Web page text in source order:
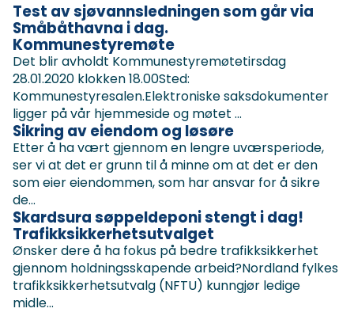
Test av sjøvannsledningen som går via
Småbåthavna i dag.
Kommunestyremøte
Det blir avholdt Kommunestyremøtetirsdag
28.01.2020 klokken 18.00Sted:
Kommunestyresalen.Elektroniske saksdokumenter
ligger på vår hjemmeside og møtet ...
Sikring av eiendom og løsøre
Etter å ha vært gjennom en lengre uværsperiode,
ser vi at det er grunn til å minne om at det er den
som eier eiendommen, som har ansvar for å sikre
de...
Skardsura søppeldeponi stengt i dag!
Trafikksikkerhetsutvalget
Ønsker dere å ha fokus på bedre trafikksikkerhet
gjennom holdningsskapende arbeid?Nordland fylkes
trafikksikkerhetsutvalg (NFTU) kunngjør ledige
midle...